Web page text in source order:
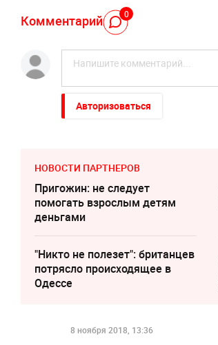
Комментарий 0
Авторизоваться
НОВОСТИ ПАРТНЕРОВ
Пригожин: не следует
помогать взрослым детям
деньгами
"Никто не полезет": британцев
потрясло происходящее в
Одессе
8 ноября 2018, 13:36